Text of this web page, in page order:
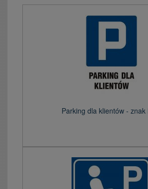
Parking dla klientów - znak